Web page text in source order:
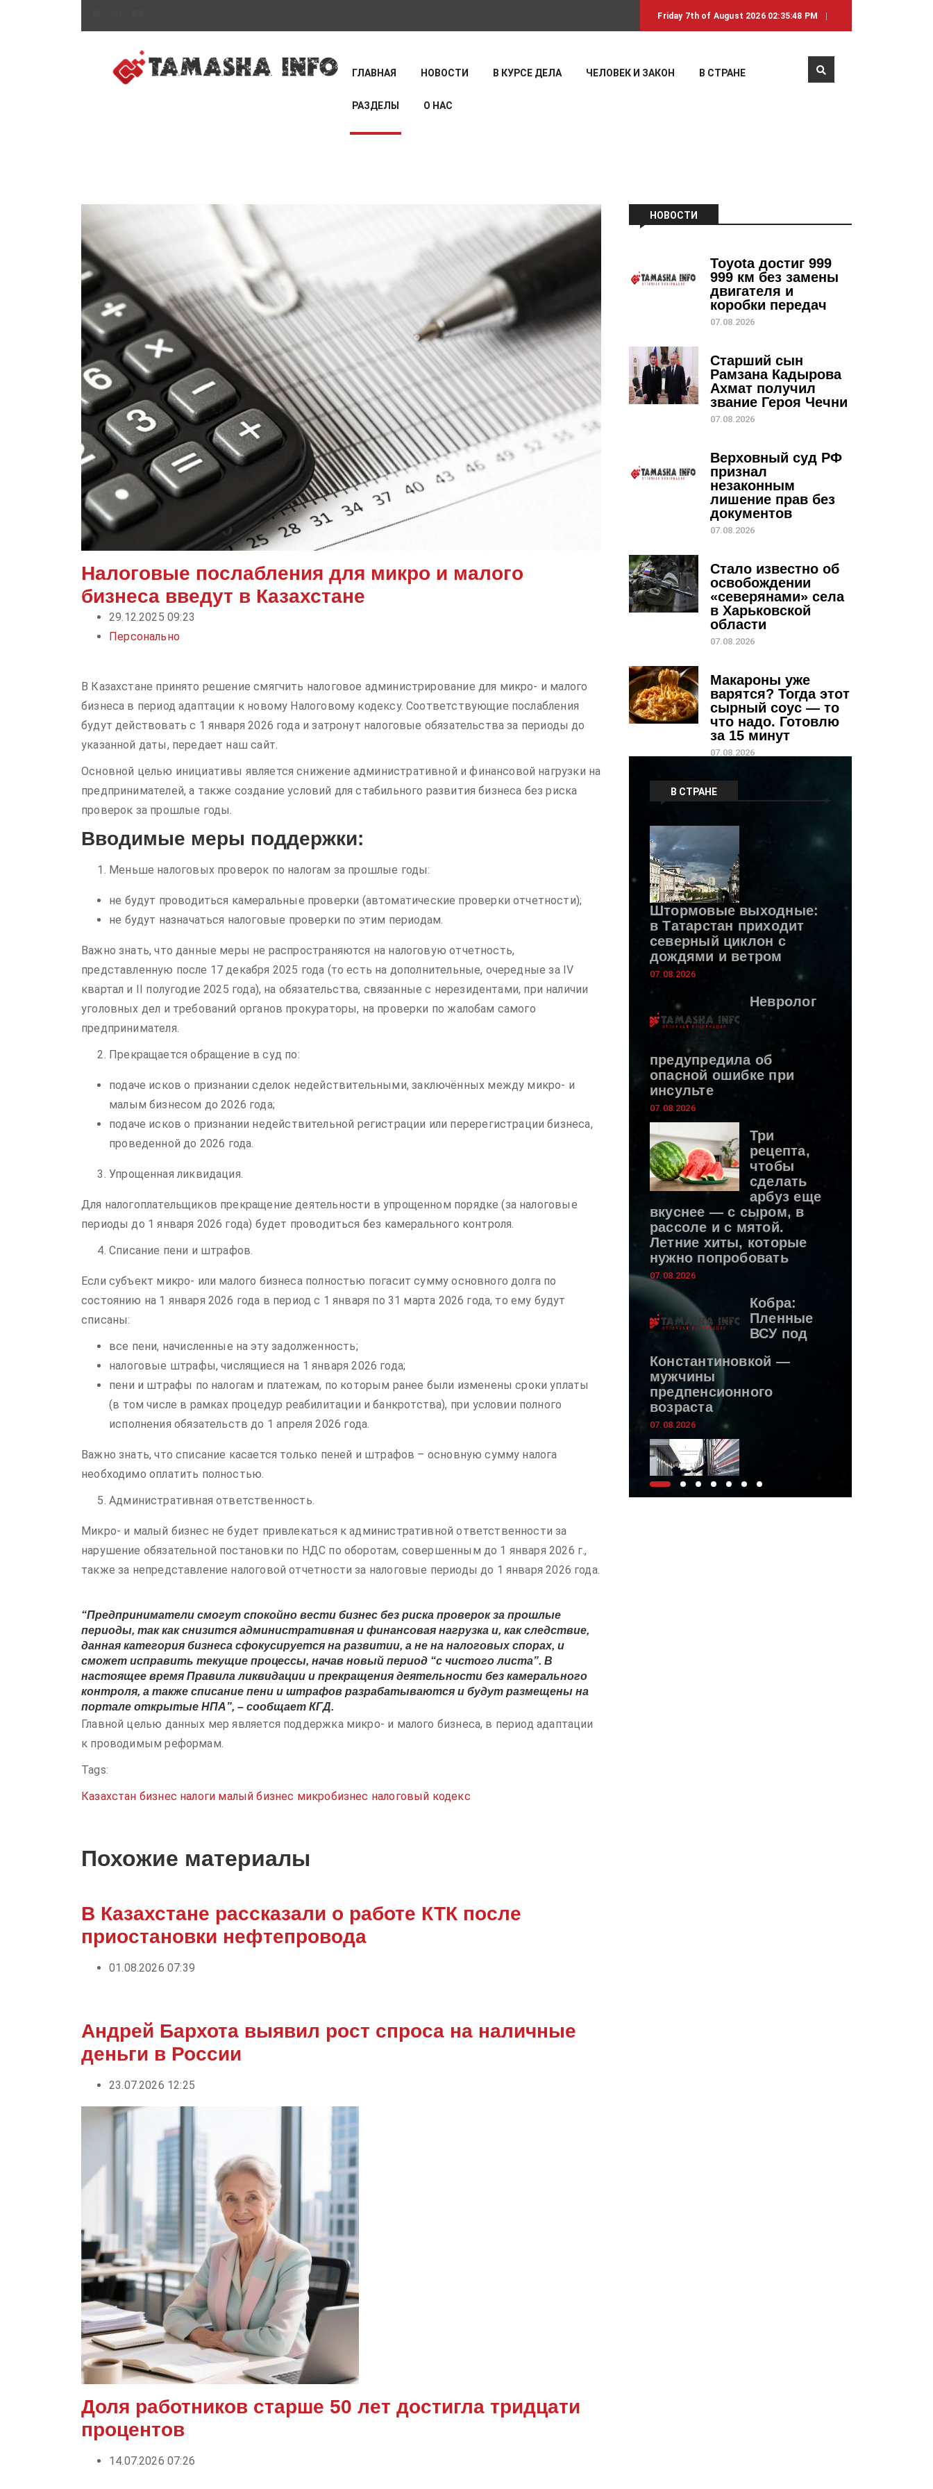
Friday 7th of August 2026 02:35:48 PM
ГЛАВНАЯ НОВОСТИ В КУРСЕ ДЕЛА ЧЕЛОВЕК И ЗАКОН В СТРАНЕ
РАЗДЕЛЫ О НАС
Налоговые послабления для микро и малого
бизнеса введут в Казахстане
29.12.2025 09:23
Персонально
В Казахстане принято решение смягчить налоговое администрирование для микро- и малого
бизнеса в период адаптации к новому Налоговому кодексу. Соответствующие послабления
будут действовать с 1 января 2026 года и затронут налоговые обязательства за периоды до
указанной даты, передает наш сайт.
Основной целью инициативы является снижение административной и финансовой нагрузки на
предпринимателей, а также создание условий для стабильного развития бизнеса без риска
проверок за прошлые годы.
Вводимые меры поддержки:
Меньше налоговых проверок по налогам за прошлые годы:
не будут проводиться камеральные проверки (автоматические проверки отчетности);
не будут назначаться налоговые проверки по этим периодам.
Важно знать, что данные меры не распространяются на налоговую отчетность,
представленную после 17 декабря 2025 года (то есть на дополнительные, очередные за IV
квартал и II полугодие 2025 года), на обязательства, связанные с нерезидентами, при наличии
уголовных дел и требований органов прокураторы, на проверки по жалобам самого
предпринимателя.
Прекращается обращение в суд по:
подаче исков о признании сделок недействительными, заключённых между микро- и
малым бизнесом до 2026 года;
подаче исков о признании недействительной регистрации или перерегистрации бизнеса,
проведенной до 2026 года.
Упрощенная ликвидация.
Для налогоплательщиков прекращение деятельности в упрощенном порядке (за налоговые
периоды до 1 января 2026 года) будет проводиться без камерального контроля.
Списание пени и штрафов.
Если субъект микро- или малого бизнеса полностью погасит сумму основного долга по
состоянию на 1 января 2026 года в период с 1 января по 31 марта 2026 года, то ему будут
списаны:
все пени, начисленные на эту задолженность;
налоговые штрафы, числящиеся на 1 января 2026 года;
пени и штрафы по налогам и платежам, по которым ранее были изменены сроки уплаты
(в том числе в рамках процедур реабилитации и банкротства), при условии полного
исполнения обязательств до 1 апреля 2026 года.
Важно знать, что списание касается только пеней и штрафов – основную сумму налога
необходимо оплатить полностью.
Административная ответственность.
Микро- и малый бизнес не будет привлекаться к административной ответственности за
нарушение обязательной постановки по НДС по оборотам, совершенным до 1 января 2026 г.,
также за непредставление налоговой отчетности за налоговые периоды до 1 января 2026 года.
“Предприниматели смогут спокойно вести бизнес без риска проверок за прошлые
периоды, так как снизится административная и финансовая нагрузка и, как следствие,
данная категория бизнеса сфокусируется на развитии, а не на налоговых спорах, и
сможет исправить текущие процессы, начав новый период “с чистого листа”. В
настоящее время Правила ликвидации и прекращения деятельности без камерального
контроля, а также списание пени и штрафов разрабатываются и будут размещены на
портале открытые НПА”, – сообщает КГД.
Главной целью данных мер является поддержка микро- и малого бизнеса, в период адаптации
к проводимым реформам.
Tags:
Казахстан бизнес налоги малый бизнес микробизнес налоговый кодекс
Похожие материалы
В Казахстане рассказали о работе КТК после
приостановки нефтепровода
01.08.2026 07:39
Андрей Бархота выявил рост спроса на наличные
деньги в России
23.07.2026 12:25
Доля работников старше 50 лет достигла тридцати
процентов
14.07.2026 07:26
НОВОСТИ
Toyota достиг 999
999 км без замены
двигателя и
коробки передач
07.08.2026
Старший сын
Рамзана Кадырова
Ахмат получил
звание Героя Чечни
07.08.2026
Верховный суд РФ
признал
незаконным
лишение прав без
документов
07.08.2026
Стало известно об
освобождении
«северянами» села
в Харьковской
области
07.08.2026
Макароны уже
варятся? Тогда этот
сырный соус — то
что надо. Готовлю
за 15 минут
07.08.2026
В СТРАНЕ
Штормовые выходные:
в Татарстан приходит
северный циклон с
дождями и ветром
07.08.2026
Невролог
предупредила об
опасной ошибке при
инсульте
07.08.2026
Три
рецепта,
чтобы
сделать
арбуз еще
вкуснее — с сыром, в
рассоле и с мятой.
Летние хиты, которые
нужно попробовать
07.08.2026
Кобра:
Пленные
ВСУ под
Константиновкой —
мужчины
предпенсионного
возраста
07.08.2026